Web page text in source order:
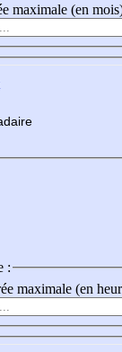
maximale (en
:
maximale (en